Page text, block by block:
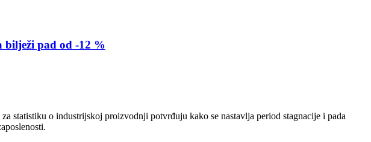
pad od -12 %
statistiku o industrijskoj proizvodnji potvrđuju kako se nastavlja period stagnacije i pada